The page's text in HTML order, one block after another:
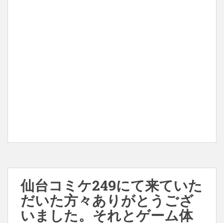
仙台コミケ249にて来ていた
だいた方々ありがとうござ
いました。それとゲーム体